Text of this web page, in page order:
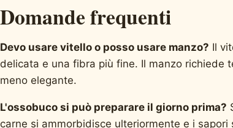
Domande frequenti
Devo usare vitello o posso usare manzo? Il
delicata e una fibra più fine. Il manzo richiede
meno elegante.
L'ossobuco si può preparare il giorno prima?
carne si ammorbidisce ulteriormente e i